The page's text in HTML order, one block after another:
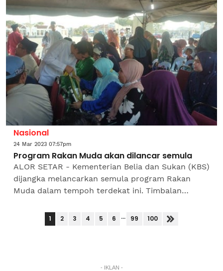
Nasional
24 Mar 2023 07:57pm
Program Rakan Muda akan dilancar semula
ALOR SETAR - Kementerian Belia dan Sukan (KBS)
dijangka melancarkan semula program Rakan
Muda dalam tempoh terdekat ini. Timbalan
berkata, pemerkasaan...
1 2 3 4 5 6 ... 99 100
- IKLAN -